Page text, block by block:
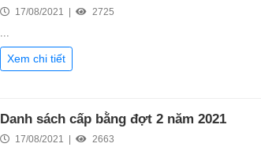
17/08/2021 | 2725
...
Xem chi tiết
Danh sách cấp bằng đợt 2 năm 2021
17/08/2021 | 2663